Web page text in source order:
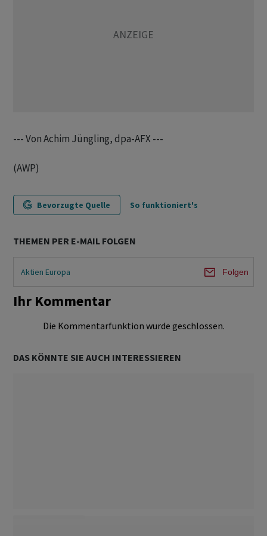
--- Von Achim Jüngling, dpa-AFX ---
(AWP)
Bevorzugte Quelle So funktioniert's
THEMEN PER E-MAIL FOLGEN
Aktien Europa Folgen
Ihr Kommentar
Die Kommentarfunktion wurde geschlossen.
DAS KÖNNTE SIE AUCH INTERESSIEREN